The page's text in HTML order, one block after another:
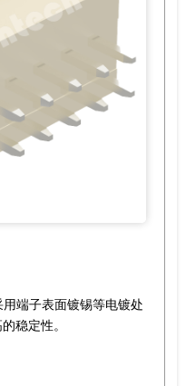
用端子表面镀锡等电镀处
稳定性。